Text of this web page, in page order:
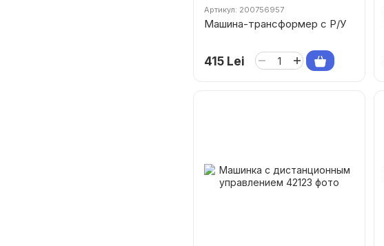
Артикул: 200756957
Машина-трансформер с Р/У
415 Lei